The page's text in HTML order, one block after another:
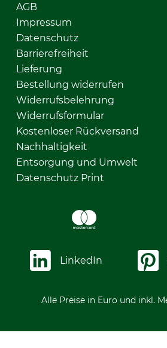
AGB
Impressum
Datenschutz
Barrierefreiheit
Lieferung
Bestellung widerrufen
Widerrufsbelehrung
Widerrufsformular
Kostenloser Rückversand
Nachhaltigkeit
Entsorgung und Umwelt
Datenschutz Print
LinkedIn
Alle Preise in Euro und inkl.